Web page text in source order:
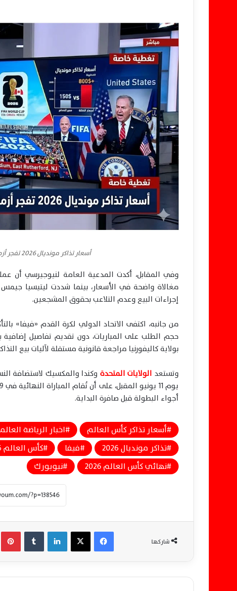
أسعار تذاكر مونديال 2026 تفجر أزمة جديدة بين فيفا والسلطات الأمريكية
وفي المقابل، أكدت المدعية العامة لنيوجيرسي أن
مغالاة واضحة في الأسعار، بينما شددت ليتيسيا
إجراءات البيع وعدم التلاعب بحقوق المشجعين.
من جانبه، اكتفى الاتحاد الدولي لكرة القدم «فيفا»
حجم الطلب على المباريات، دون تقديم تفاصيل
بولاية كاليفورنيا مراجعة قانونية مستقلة لآليات بيع
وتستعد الولايات المتحدة
أجواء البطولة قبل صافرة البداية.
أسعار تذاكر كأس العالم اخبار الرياضة
تذاكر مونديال 2026
فيفا كأس العالم 2026
نهائي كأس العالم 2026
نيويورك
شاركها
فيسبوك ‫X لينكدإن